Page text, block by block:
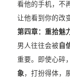
看他的手机，不
让他看到你的改
第四章： 重拾魅
男人往往会被 自
重要。即使心碎
象 ，打扮得体，